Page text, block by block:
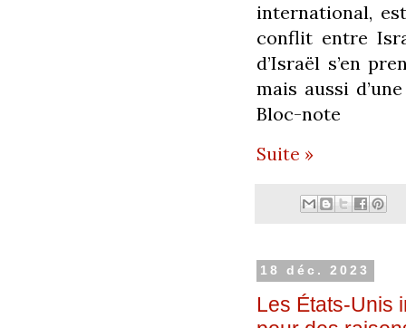
international,
conflit entre
d’Israël s’en
mais aussi
Bloc-note
Suite »
18 déc. 2023
Les États-Unis